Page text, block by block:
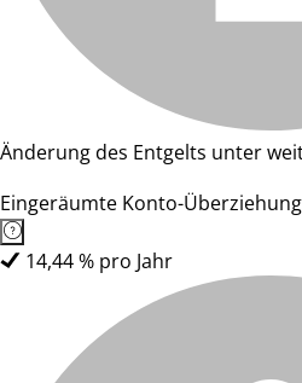
Änderung des Entgelts unter
Eingeräumte Konto-
14,44 % pro Jahr